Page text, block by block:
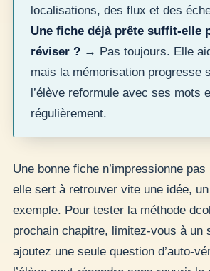
localisations, des flux et des
Une fiche déjà prête suffit-elle
réviser ? → Pas toujours. Elle
mais la mémorisation progresse
l’élève reformule avec ses mots
régulièrement.
Une bonne fiche n’impressionne
elle sert à retrouver vite une idée,
exemple. Pour tester la méthode
prochain chapitre, limitez-vous à un
ajoutez une seule question d’auto-